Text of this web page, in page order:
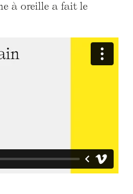
à oreille a fait le